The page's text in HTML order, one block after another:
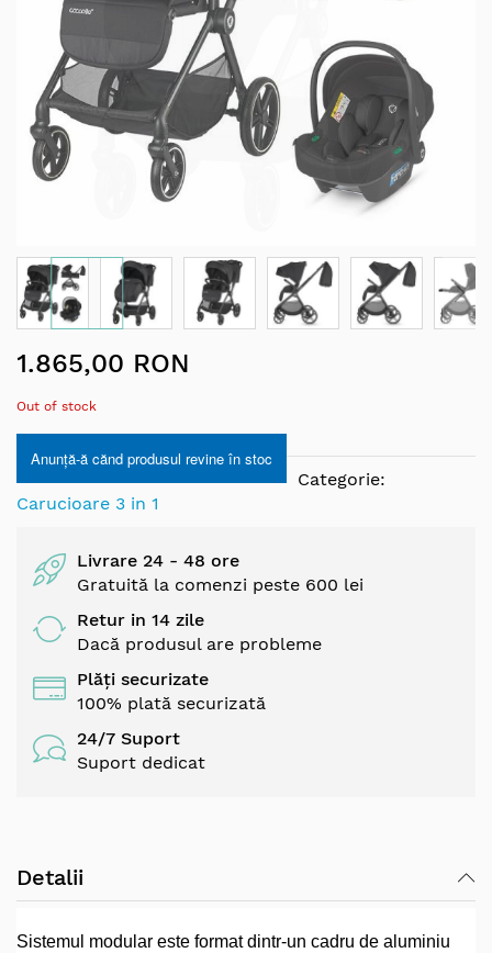
to
beginning
of
the
images
gallery
1.865,00 RON
Out of stock
Anunță-ă cănd produsul revine în stoc
Categorie:
Carucioare 3 in 1
Livrare 24 - 48 ore
Gratuită la comenzi peste 600 lei
Retur in 14 zile
Dacă produsul are probleme
Plăți securizate
100% plată securizată
24/7 Suport
Suport dedicat
Detalii
Sistemul modular este format dintr-un cadru de aluminiu